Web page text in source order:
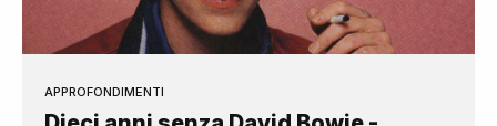
APPROFONDIMENTI